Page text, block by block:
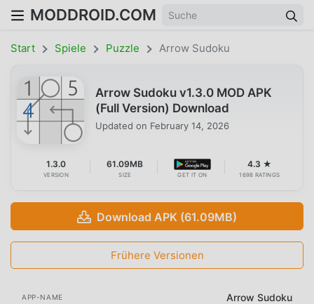
MODDROID.COM
Start Spiele Puzzle Arrow Sudoku
Arrow Sudoku v1.3.0 MOD APK
(Full Version) Download
Updated on February 14, 2026
1.3.0
VERSION
61.09MB
SIZE GET IT ON
4.3 ★
1698 RATINGS
Download APK (61.09MB)
Frühere Versionen
APP-NAME Arrow Sudoku